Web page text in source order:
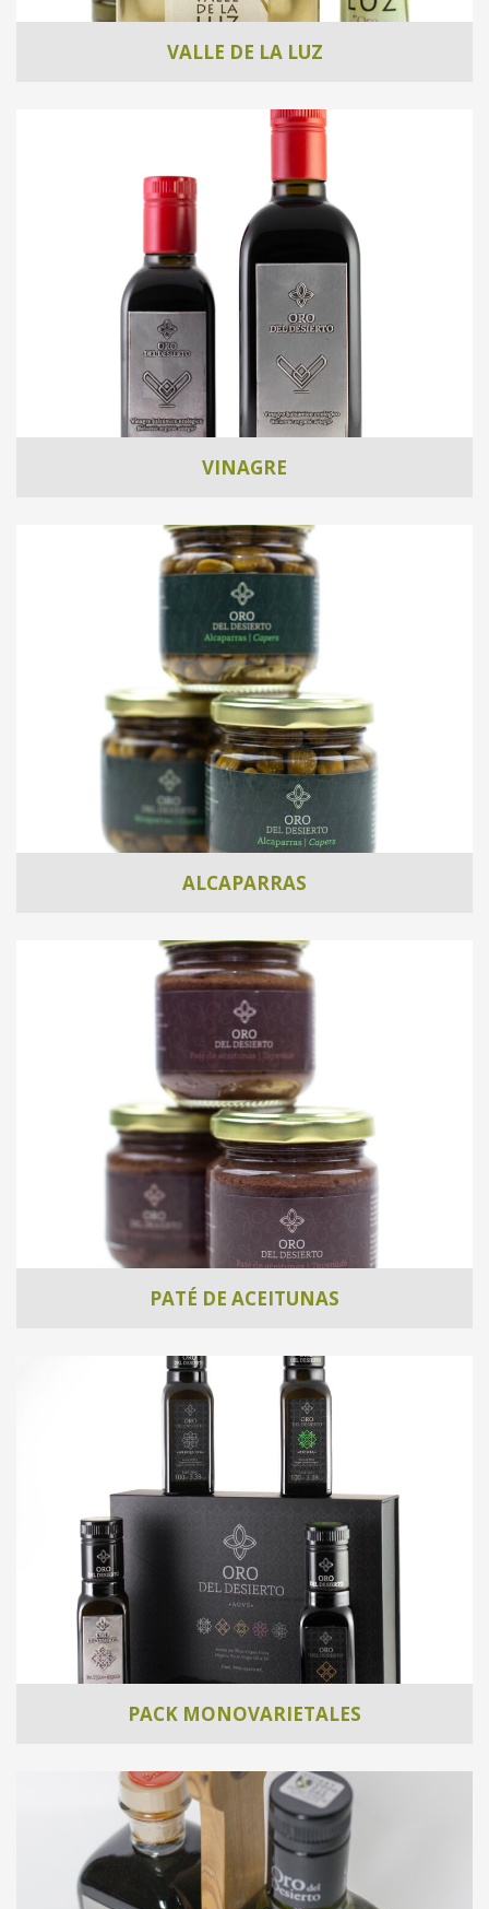
VALLE DE LA LUZ
VINAGRE
ALCAPARRAS
PATÉ DE ACEITUNAS
PACK MONOVARIETALES